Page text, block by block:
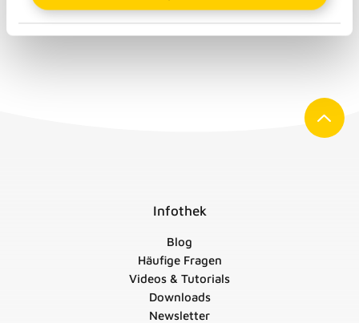
Infothek
Blog
Häufige Fragen
Videos & Tutorials
Downloads
Newsletter